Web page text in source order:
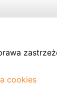
cookies